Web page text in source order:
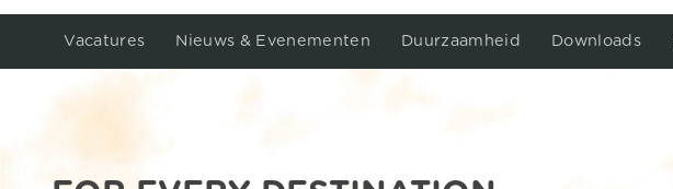
Vacatures Nieuws & Evenementen Duurzaamheid Downloads